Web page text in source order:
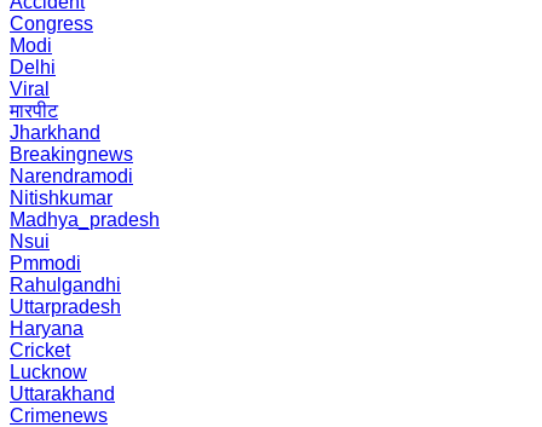
Congress
Modi
Delhi
Viral
मारपीट
Jharkhand
Breakingnews
Narendramodi
Nitishkumar
Madhya_pradesh
Nsui
Pmmodi
Rahulgandhi
Uttarpradesh
Haryana
Cricket
Lucknow
Uttarakhand
Crimenews